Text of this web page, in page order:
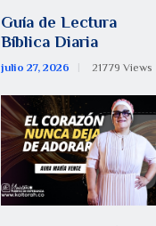
Guía de Lectura
Bíblica Diaria
julio 27, 2026 21779 Views